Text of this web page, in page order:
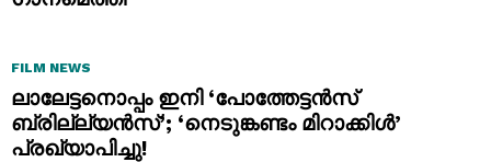
FILM NEWS
ലാലേട്ടനൊപ്പം ഇനി ‘പോത്തേട്ടൻസ്
ബ്രില്ല്യൻസ്’; ‘നെടുങ്കണ്ടം മിറാക്കിൾ’
പ്രഖ്യാപിച്ചു!